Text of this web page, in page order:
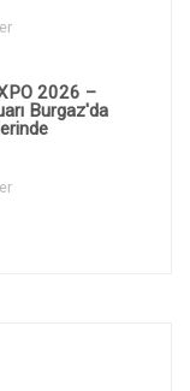
2026 –
Burgaz'da